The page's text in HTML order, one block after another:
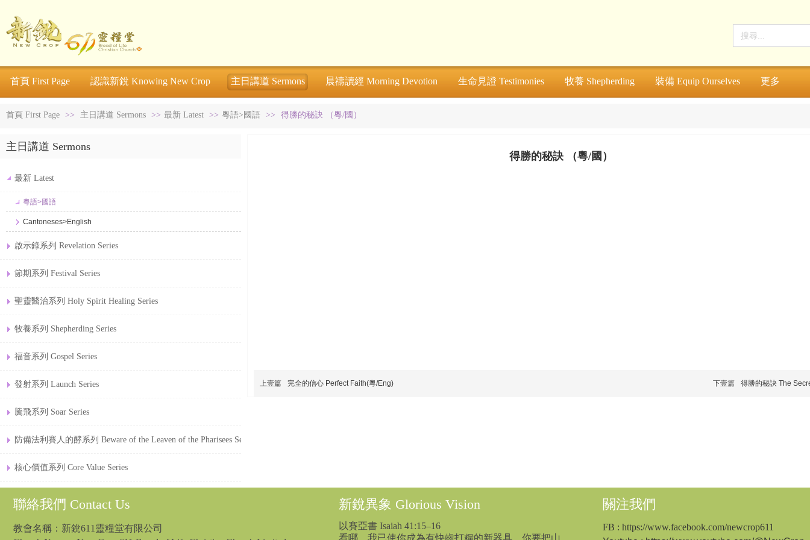
首頁 First Page 認識新銳 Knowing New Crop 主日講道 Sermons 晨禱讀經 Morning Devotion 生命見證 Testimonies 牧養 Shepherding 裝備 Equip Ourselves 更多
首頁 First Page >> 主日講道 Sermons >> 最新 Latest >> 粵語>國語 >> 得勝的秘訣 （粵/國）
主日講道 Sermons
最新 Latest
粵語>國語
Cantoneses>English
啟示錄系列 Revelation Series
節期系列 Festival Series
聖靈醫治系列 Holy Spirit Healing Series
牧養系列 Shepherding Series
福音系列 Gospel Series
發射系列 Launch Series
騰飛系列 Soar Series
防備法利賽人的酵系列 Beware of the Leaven of the Pharisees Series
核心價值系列 Core Value Series
得勝的秘訣 （粵/國）
上壹篇 完全的信心 Perfect Faith(粵/Eng) 下壹篇 得勝的秘訣 The
聯絡我們 Contact Us
教會名稱：新銳611靈糧堂有限公司
新銳異象 Glorious Vision
以賽亞書 Isaiah 41:15–16
看哪、我已使你成為有快齒打糧的新器具、你要把山
關注我們
FB : https://www.facebook.com/newcrop611